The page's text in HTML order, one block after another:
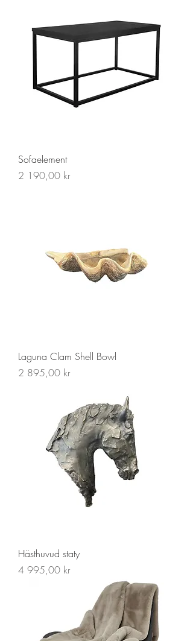
Sofaelement
Pris
2 190,00 kr
Laguna Clam Shell Bowl
Pris
2 895,00 kr
Hästhuvud staty
Pris
4 995,00 kr